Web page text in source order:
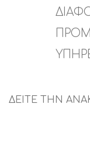
ΔΕΙΤΕ ΤΗΝ